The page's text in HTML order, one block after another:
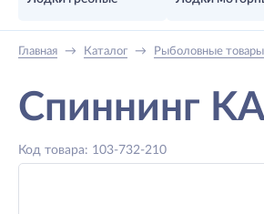
Главная → Каталог → Рыболовные товары
Спиннинг
Код товара: 103-732-210